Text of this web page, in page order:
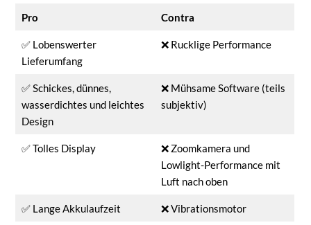
Pro Contra
✅ Lobenswerter
Lieferumfang
❌ Rucklige Performance
✅ Schickes, dünnes,
wasserdichtes und leichtes
Design
❌ Mühsame Software (teils
subjektiv)
✅ Tolles Display
❌ Zoomkamera und
Lowlight-Performance mit
Luft nach oben
✅ Lange Akkulaufzeit ❌ Vibrationsmotor